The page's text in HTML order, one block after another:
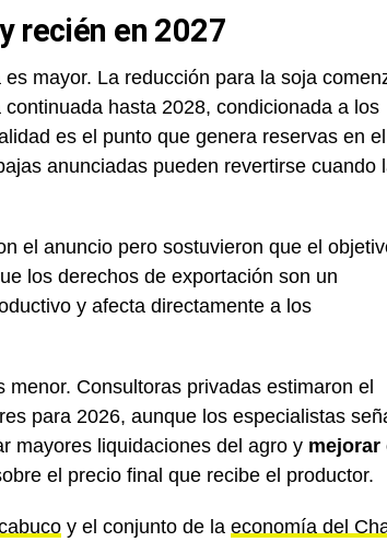
recién en 2027
es mayor. La reducción para la soja
hasta 2028, condicionada a los
es el punto que genera reservas en el
anunciadas pueden revertirse cuando
el anuncio pero sostuvieron que el
los derechos de exportación son un
y afecta directamente a los
Consultoras privadas estimaron el
para 2026, aunque los especialistas
mayores liquidaciones del agro y mejorar
el precio final que recibe el productor.
y el conjunto de la economía del